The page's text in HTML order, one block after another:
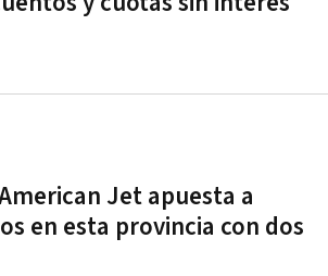
Jet apuesta a
en esta provincia con dos